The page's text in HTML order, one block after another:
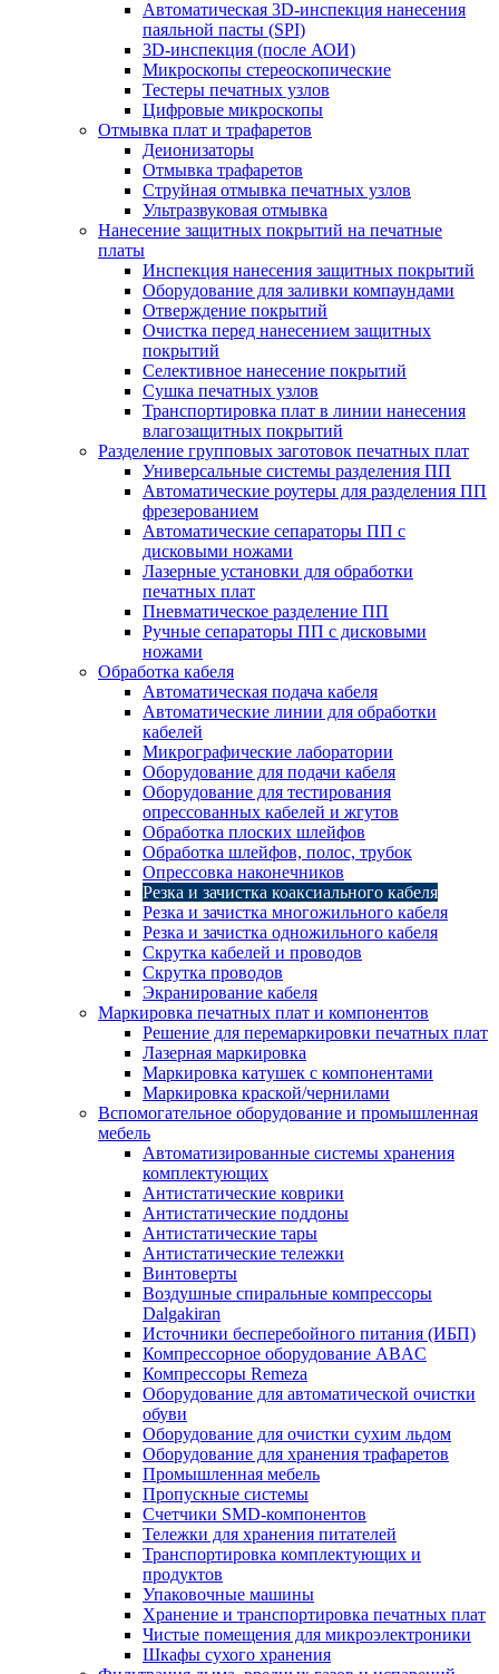
Автоматическая 3D-инспекция нанесения
паяльной пасты (SPI)
3D-инспекция (после АОИ)
Микроскопы стереоскопические
Тестеры печатных узлов
Цифровые микроскопы
Отмывка плат и трафаретов
Деионизаторы
Отмывка трафаретов
Струйная отмывка печатных узлов
Ультразвуковая отмывка
Нанесение защитных покрытий на печатные
платы
Инспекция нанесения защитных покрытий
Оборудование для заливки компаундами
Отверждение покрытий
Очистка перед нанесением защитных
покрытий
Селективное нанесение покрытий
Сушка печатных узлов
Транспортировка плат в линии нанесения
влагозащитных покрытий
Разделение групповых заготовок печатных плат
Универсальные системы разделения ПП
Автоматические роутеры для разделения ПП
фрезерованием
Автоматические сепараторы ПП с
дисковыми ножами
Лазерные установки для обработки
печатных плат
Пневматическое разделение ПП
Ручные сепараторы ПП с дисковыми
ножами
Обработка кабеля
Автоматическая подача кабеля
Автоматические линии для обработки
кабелей
Микрографические лаборатории
Оборудование для подачи кабеля
Оборудование для тестирования
опрессованных кабелей и жгутов
Обработка плоских шлейфов
Обработка шлейфов, полос, трубок
Опрессовка наконечников
Резка и зачистка коаксиального кабеля
Резка и зачистка многожильного кабеля
Резка и зачистка одножильного кабеля
Скрутка кабелей и проводов
Скрутка проводов
Экранирование кабеля
Маркировка печатных плат и компонентов
Решение для перемаркировки печатных плат
Лазерная маркировка
Маркировка катушек с компонентами
Маркировка краской/чернилами
Вспомогательное оборудование и промышленная
мебель
Автоматизированные системы хранения
комплектующих
Антистатические коврики
Антистатические поддоны
Антистатические тары
Антистатические тележки
Винтоверты
Воздушные спиральные компрессоры
Dalgakiran
Источники бесперебойного питания (ИБП)
Компрессорное оборудование ABAC
Компрессоры Remeza
Оборудование для автоматической очистки
обуви
Оборудование для очистки сухим льдом
Оборудование для хранения трафаретов
Промышленная мебель
Пропускные системы
Счетчики SMD-компонентов
Тележки для xранения питателей
Транспортировка комплектующих и
продуктов
Упаковочные машины
Хранение и транспортировка печатных плат
Чистые помещения для микроэлектроники
Шкафы сухого хранения